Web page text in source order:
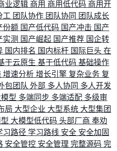
业逻辑 商用 商用低代码 商用开
工 团队协作 团队协同 团队成长
份额 国产低代码 国产冲击 国产
实测 国产崛起 国产推荐 国企转
国内排名 国内标杆 国际巨头 在
于云原生 基于低代码 基础操作
增速分析 增长引擎 复杂业务 复
包团队 外部 多人协同 多人开发
型 多端同步 多端适配 多级审
局 大型企业 大型系统 大型集团
大模型低代码 头部厂商 奉劝
习路径 学习路线 安全 安全加固
安全管控 安全管理 完整源码 完